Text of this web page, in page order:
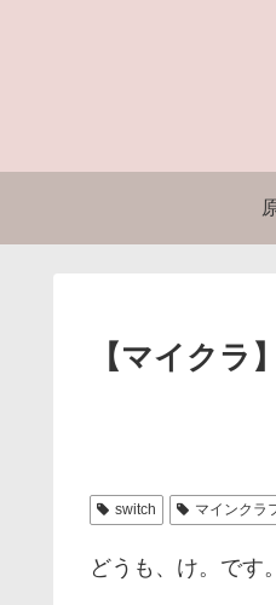
【マイク
switch マインクラ
どうも、け。です。